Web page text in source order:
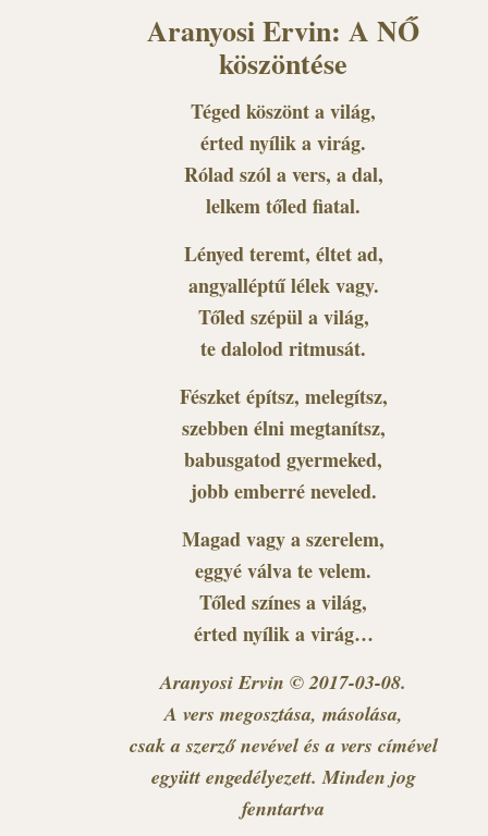
Aranyosi Ervin: A NŐ
köszöntése
Téged köszönt a világ,
érted nyílik a virág.
Rólad szól a vers, a dal,
lelkem tőled fiatal.
Lényed teremt, éltet ad,
angyalléptű lélek vagy.
Tőled szépül a világ,
te dalolod ritmusát.
Fészket építsz, melegítsz,
szebben élni megtanítsz,
babusgatod gyermeked,
jobb emberré neveled.
Magad vagy a szerelem,
eggyé válva te velem.
Tőled színes a világ,
érted nyílik a virág…
Aranyosi Ervin © 2017-03-08.
A vers megosztása, másolása,
csak a szerző nevével és a vers címével
együtt engedélyezett. Minden jog
fenntartva